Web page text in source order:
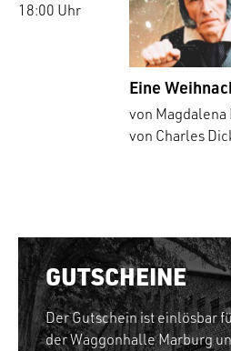
18:00 Uhr
Eine
von Magdalena
von Charles
GUTSCHEINE
Der Gutschein ist einlösbar
der Waggonhalle Marburg